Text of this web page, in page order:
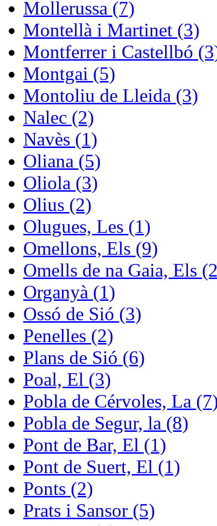
Mollerussa (7)
Montellà i Martinet (3)
Montferrer i Castellbó
Montgai (5)
Montoliu de Lleida (3)
Nalec (2)
Navès (1)
Oliana (5)
Oliola (3)
Olius (2)
Olugues, Les (1)
Omellons, Els (9)
Omells de na Gaia, Els
Organyà (1)
Ossó de Sió (3)
Penelles (2)
Plans de Sió (6)
Poal, El (3)
Pobla de Cérvoles, La
Pobla de Segur, la (8)
Pont de Bar, El (1)
Pont de Suert, El (1)
Ponts (2)
Prats i Sansor (5)